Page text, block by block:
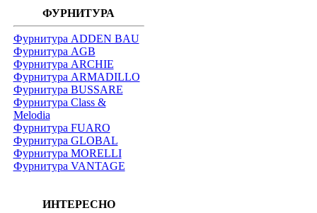
ФУРНИТУРА
Фурнитура ADDEN BAU
Фурнитура AGB
Фурнитура ARCHIE
Фурнитура ARMADILLO
Фурнитура BUSSARE
Фурнитура Class &
Melodia
Фурнитура FUARO
Фурнитура GLOBAL
Фурнитура MORELLI
Фурнитура VANTAGE
ИНТЕРЕСНО